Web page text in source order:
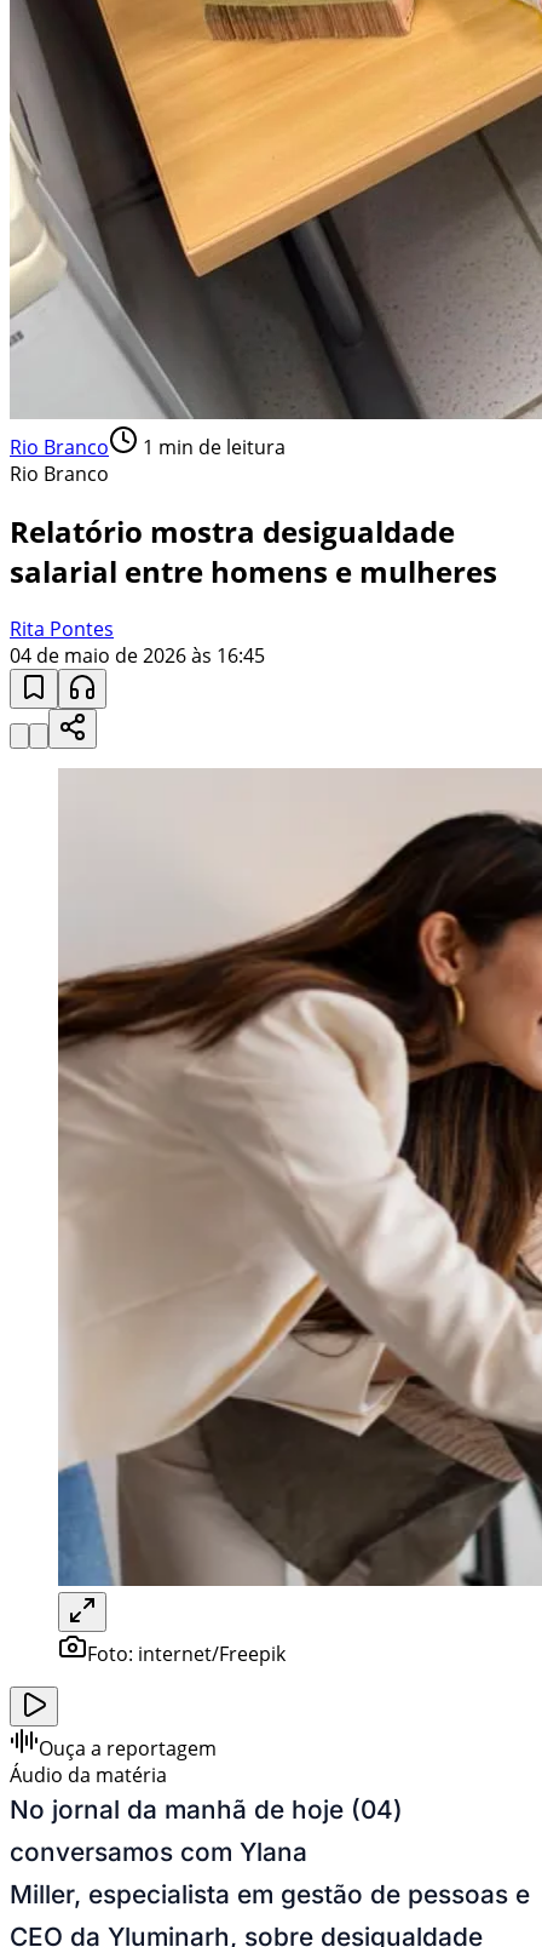
Rio Branco 1 min de leitura
Rio Branco
Relatório mostra desigualdade
salarial entre homens e mulheres
Rita Pontes
04 de maio de 2026 às 16:45
Foto: internet/Freepik
Ouça a reportagem
Áudio da matéria
No jornal da manhã de hoje (04)
conversamos com Ylana
Miller, especialista em gestão de pessoas e
CEO da Yluminarh, sobre desigualdade